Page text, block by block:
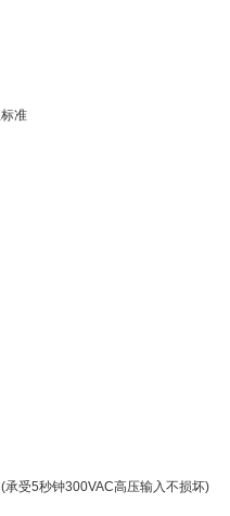
准
受5秒钟300VAC高压输入不损坏)